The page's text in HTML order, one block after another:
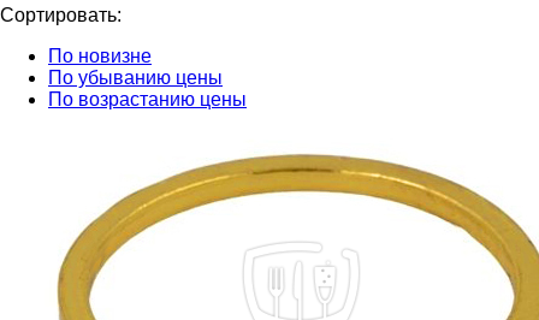
Сортировать:
По новизне
По убыванию цены
По возрастанию цены